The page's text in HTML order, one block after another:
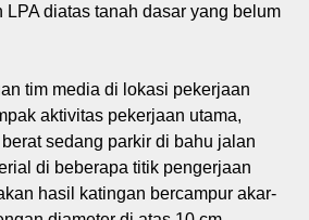
LPA diatas tanah dasar yang belum
tim media di lokasi pekerjaan
aktivitas pekerjaan utama,
sedang parkir di bahu jalan
di beberapa titik pengerjaan
hasil katingan bercampur akar-